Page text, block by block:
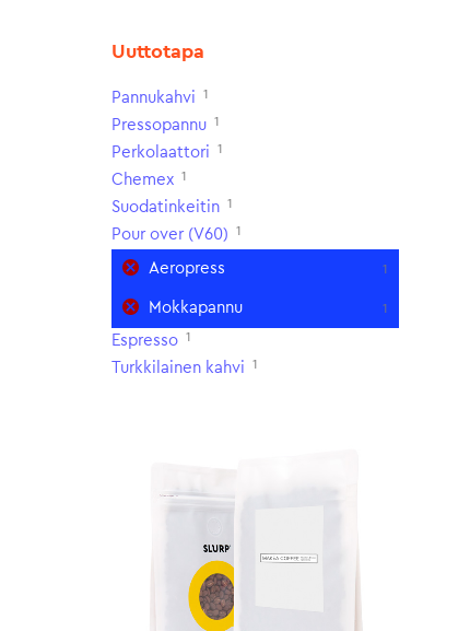
Uuttotapa
Pannukahvi 1
Pressopannu 1
Perkolaattori 1
Chemex 1
Suodatinkeitin 1
Pour over (V60) 1
Aeropress 1
Mokkapannu 1
Espresso 1
Turkkilainen kahvi 1